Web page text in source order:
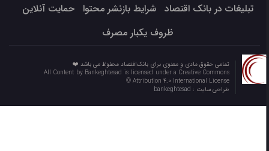
تبلیغات در بانک اقتصاد
شرایط بازنشر محتوا
حمایت آنلاین
ظروف یکبار مصرف
تمامی حقوق مادی و معنوی برای بانک‌اقتصاد محفوظ می باشد ❤️
All Content by Bankeghtesad is licensed under a Creative Commons
Attribution 4.0 International License ©️
طراحی سایت :